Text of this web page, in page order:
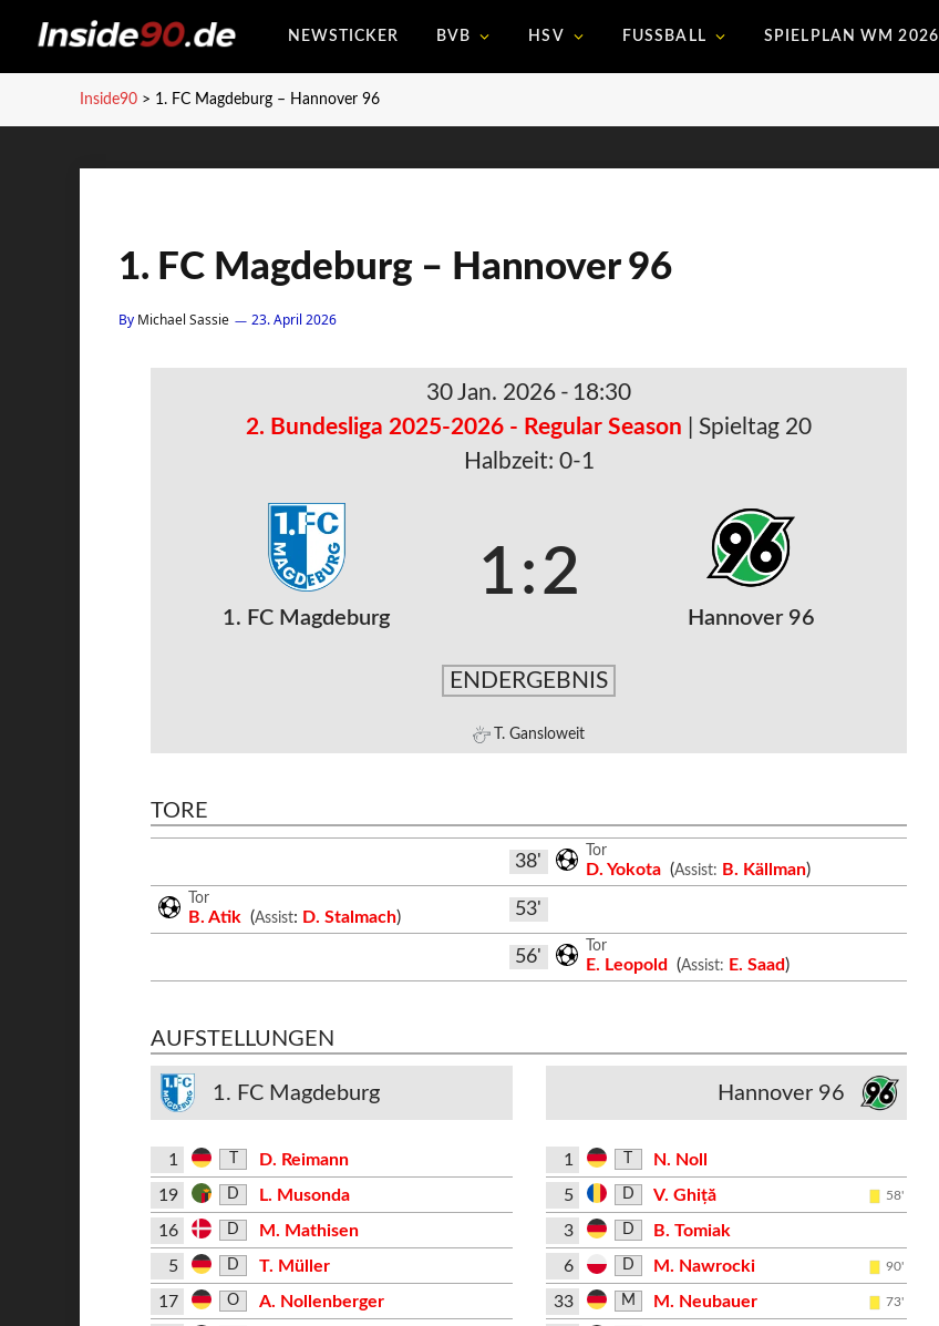
NEWSTICKER BVB HSV FUSSBALL SPIELPLAN WM 2026
Inside90 > 1. FC Magdeburg – Hannover 96
1. FC Magdeburg – Hannover 96
By Michael Sassie 23. April 2026
30 Jan. 2026 - 18:30
2. Bundesliga 2025-2026 - Regular Season
| Spieltag 20
Halbzeit: 0-1
1. FC Magdeburg
1:2
Hannover 96
ENDERGEBNIS
T. Gansloweit
TORE
38'
Tor
D. Yokota (Assist: B. Källman)
Tor
B. Atik (Assist: D. Stalmach) 53'
56'
Tor
E. Leopold (Assist: E. Saad)
AUFSTELLUNGEN
1. FC Magdeburg
1
D. Reimann
19
D
L. Musonda
16
D
M. Mathisen
5
D
T. Müller
17
O
A. Nollenberger
Hannover 96
1
N. Noll
5
D V. Ghiță 58'
3 D
B. Tomiak
6
D M. Nawrocki 90'
33 M M. Neubauer 73'